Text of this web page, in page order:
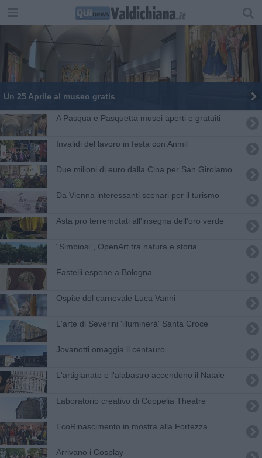
Un 25 Aprile al museo gratis
A Pasqua e Pasquetta musei aperti e gratuiti
Invalidi del lavoro in festa con Anmil
Due milioni di euro dalla Cina per San Girolamo
Da Vienna interessanti scenari per il turismo
Asta pro terremotati all'insegna dell'oro verde
“Simbiosi”, OpenArt tra natura e storia
Fastelli espone a Bologna
Ospite del carnevale Luca Vanni
L'arte di Severini 'illuminerà' Santa Croce
Jovanotti omaggia il centauro
L'artigianato e l'alabastro accendono il Natale
Laboratorio creativo di Coppelia Theatre
EcoRinascimento in mostra alla Fortezza
Arrivano i Cosplay